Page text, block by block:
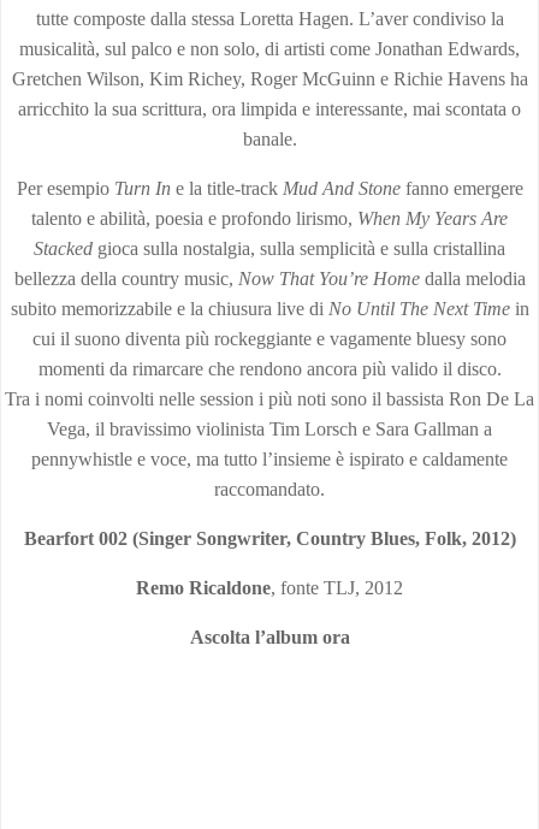
tutte composte dalla stessa Loretta Hagen. L’aver condiviso la
musicalità, sul palco e non solo, di artisti come Jonathan Edwards,
Gretchen Wilson, Kim Richey, Roger McGuinn e Richie Havens ha
arricchito la sua scrittura, ora limpida e interessante, mai scontata o
banale.
Per esempio Turn In e la title-track Mud And Stonefanno emergere
talento e abilità, poesia e profondo lirismo, When My Years Are
Stacked gioca sulla nostalgia, sulla semplicità e sulla cristallina
bellezza della country music, Now That You’re Home dalla melodia
subito memorizzabile e la chiusura live di No Until The Next Time in
cui il suono diventa più rockeggiante e vagamente bluesy sono
momenti da rimarcare che rendono ancora più valido il disco.
Tra i nomi coinvolti nelle session i più noti sono il bassista Ron De La
Vega, il bravissimo violinista Tim Lorsch e Sara Gallman a
pennywhistle e voce, ma tutto l’insieme è ispirato e caldamente
raccomandato.
Bearfort 002 (Singer Songwriter, Country Blues, Folk, 2012)
Remo Ricaldone, fonte TLJ, 2012
Ascolta l’album ora